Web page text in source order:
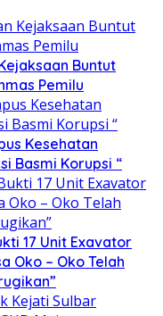
Buntut
Pemilu
Kesehatan
Basmi Korupsi “
17 Unit Exavator
Oko – Oko Telah